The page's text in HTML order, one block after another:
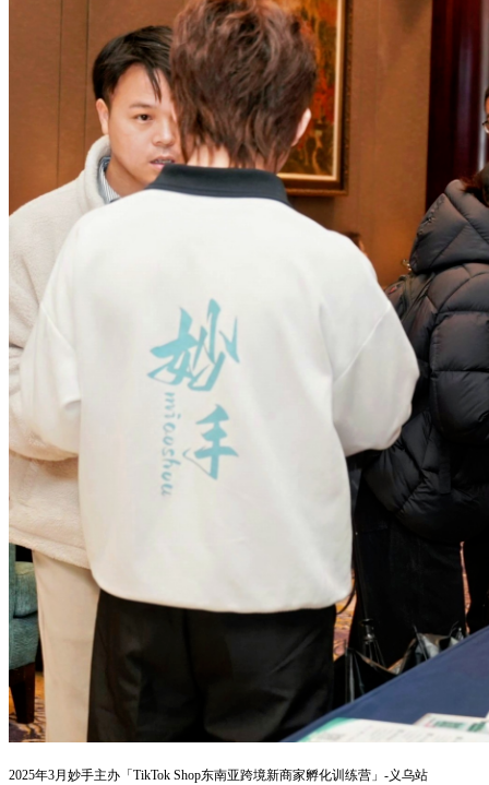
2025年3月 妙手主办「TikTok Shop东南亚跨境新商家孵化训练营」-义乌站